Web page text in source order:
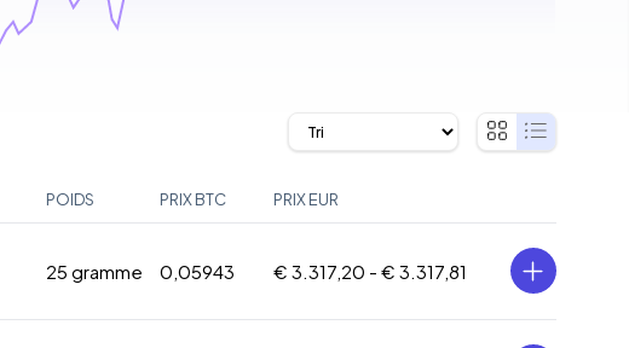
POIDS PRIX BTC PRIX EUR
25 gramme 0,05943 € 3.317,20 - € 3.317,81